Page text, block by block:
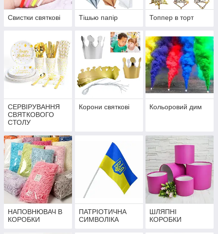
Свистки святкові Тішью папір Топпер в торт
СЕРВІРУВАННЯ
СВЯТКОВОГО
СТОЛУ
Корони святкові Кольоровий дим
НАПОВНЮВАЧ В
КОРОБКИ
ПАТРІОТИЧНА
СИМВОЛІКА
ШЛЯПНІ
КОРОБКИ